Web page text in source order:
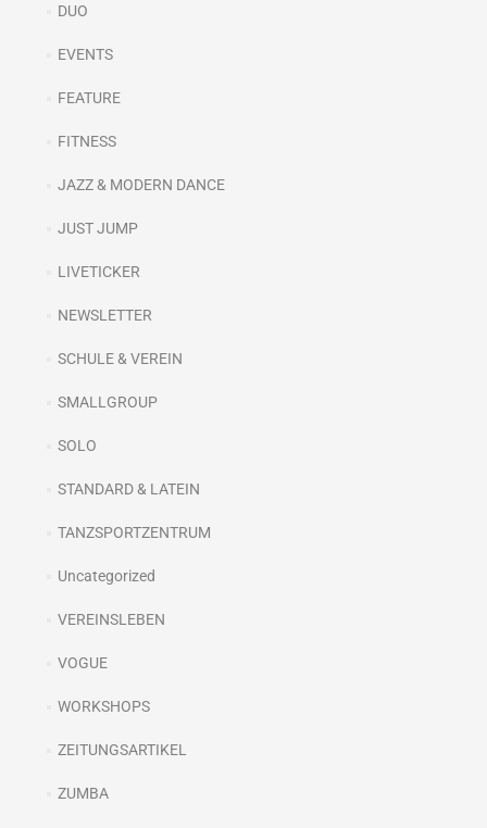
DUO
EVENTS
FEATURE
FITNESS
JAZZ & MODERN DANCE
JUST JUMP
LIVETICKER
NEWSLETTER
SCHULE & VEREIN
SMALLGROUP
SOLO
STANDARD & LATEIN
TANZSPORTZENTRUM
Uncategorized
VEREINSLEBEN
VOGUE
WORKSHOPS
ZEITUNGSARTIKEL
ZUMBA